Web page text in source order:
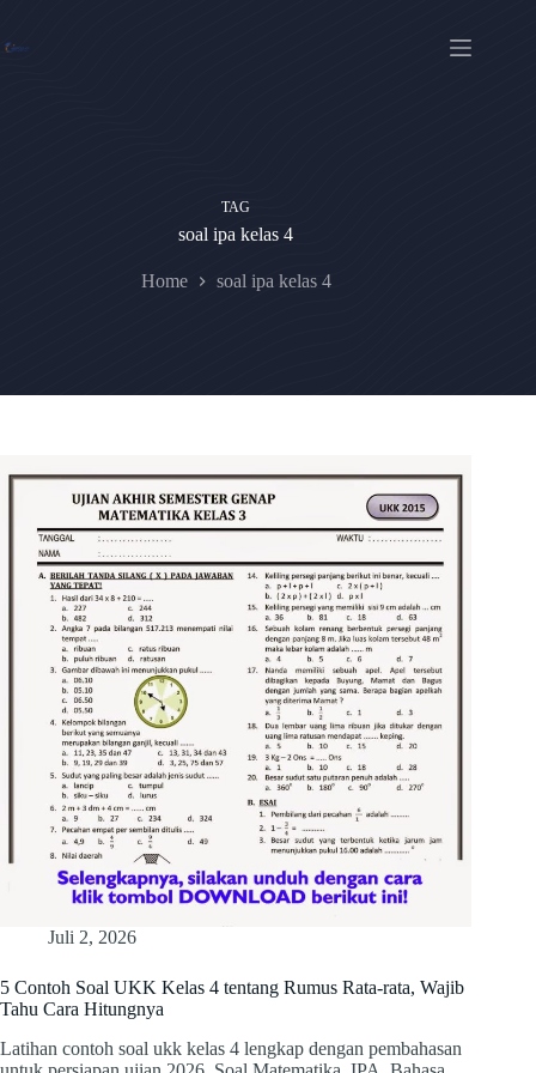
content
TAG
soal ipa kelas 4
Home soal ipa kelas 4
Juli 2, 2026
5 Contoh Soal UKK Kelas 4 tentang Rumus Rata-rata, Wajib
Tahu Cara Hitungnya
Latihan contoh soal ukk kelas 4 lengkap dengan pembahasan